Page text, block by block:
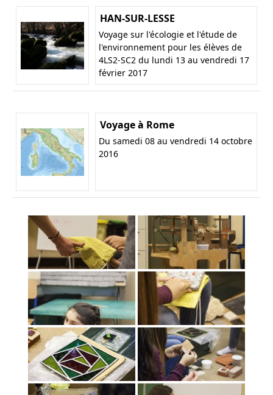
HAN-SUR-LESSE
Voyage sur l'écologie et l'étude de
l'environnement pour les élèves de
4LS2-SC2 du lundi 13 au vendredi 17
février 2017
Voyage à Rome
Du samedi 08 au vendredi 14 octobre
2016